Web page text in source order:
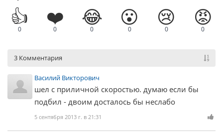
👍
0
❤️
0
😂
0
😮
0
😢
0
😡
0
3 Комментария
Василий Викторович
шел с приличной скоростью. думаю если бы
подбил - двоим досталось бы неслабо
5 сентября 2013 г. в 21:31